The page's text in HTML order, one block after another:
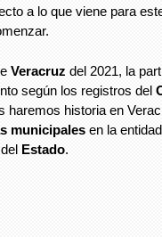
a lo que viene para
Veracruz del 2021, la
según los registros del
haremos historia en
municipales en la
del Estado.